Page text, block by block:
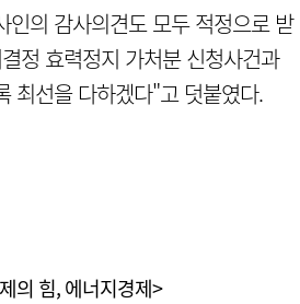
인의 감사의견도 모두 적정으로 받
정 효력정지 가처분 신청사건과
최선을 다하겠다"고 덧붙였다.
의 힘, 에너지경제>